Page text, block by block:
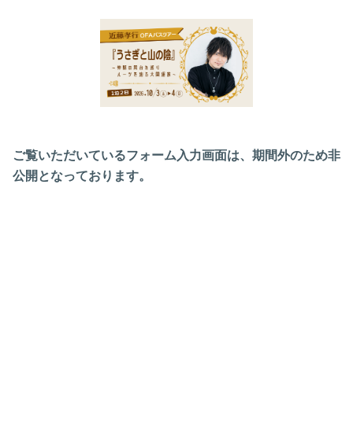
ご覧いただいているフォーム入力画面は、 期間外のため非
公開となっております。